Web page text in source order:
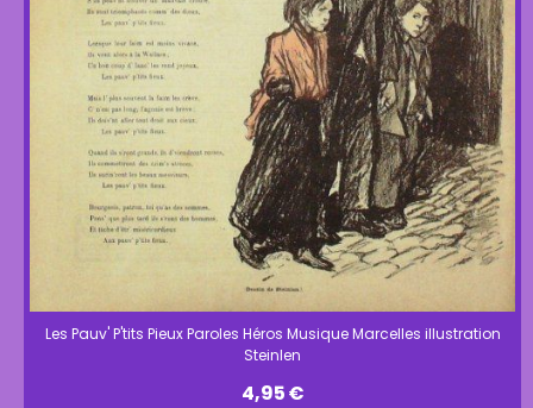
Les Pauv' P'tits Pieux Paroles Héros Musique Marcelles illustration
Steinlen
4,95€